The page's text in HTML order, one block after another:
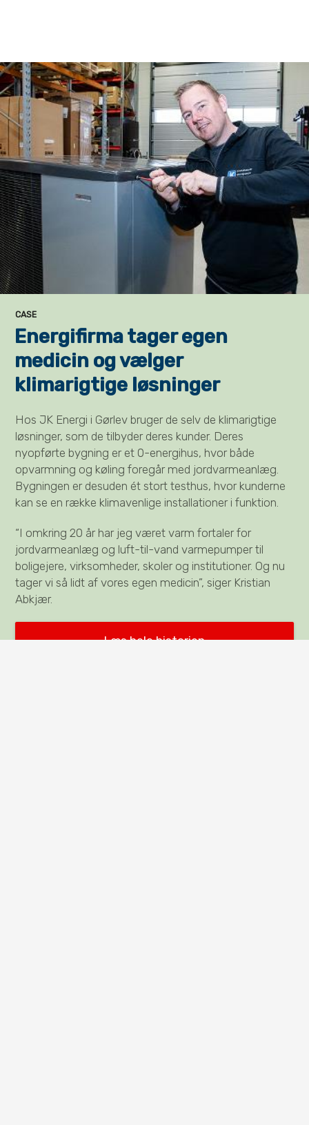
CASE
Energifirma tager egen
medicin og vælger
klimarigtige løsninger
Hos JK Energi i Gørlev bruger de selv de klimarigtige
løsninger, som de tilbyder deres kunder. Deres
nyopførte bygning er et 0-energihus, hvor både
opvarmning og køling foregår med jordvarmeanlæg.
Bygningen er desuden ét stort testhus, hvor kunderne
kan se en række klimavenlige installationer i funktion.
“I omkring 20 år har jeg været varm fortaler for
jordvarmeanlæg og luft-til-vand varmepumper til
boligejere, virksomheder, skoler og institutioner. Og nu
tager vi så lidt af vores egen medicin”, siger Kristian
Abkjær.
Læs hele historien